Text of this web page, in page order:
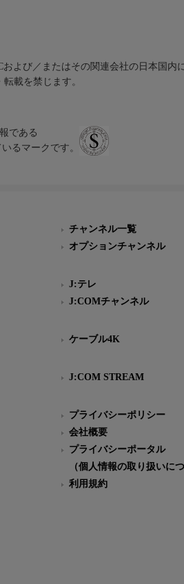
よび／またはその関連会社の日本国内
載を禁じます。
である
るマークです。
チャンネル一覧
オプションチャンネル
J:テレ
J:COMチャンネル
ケーブル4K
J:COM STREAM
プライバシーポリシー
会社概要
プライバシーポータル
（個人情報の取り扱いにつ
利用規約